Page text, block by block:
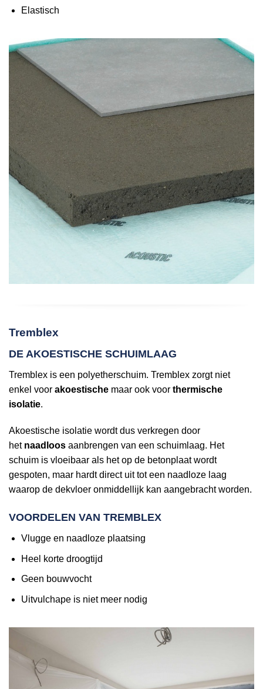
Elastisch
Tremblex
DE AKOESTISCHE SCHUIMLAAG
Tremblex is een polyetherschuim. Tremblex zorgt niet
enkel voor akoestische maar ook voor thermische
isolatie.
Akoestische isolatie wordt dus verkregen door
het naadloos aanbrengen van een schuimlaag. Het
schuim is vloeibaar als het op de betonplaat wordt
gespoten, maar hardt direct uit tot een naadloze laag
waarop de dekvloer onmiddellijk kan aangebracht worden.
VOORDELEN VAN TREMBLEX
Vlugge en naadloze plaatsing
Heel korte droogtijd
Geen bouwvocht
Uitvulchape is niet meer nodig